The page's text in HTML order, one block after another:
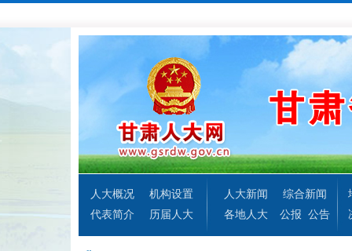
人大概况
机构设置
代表简介
历届人大
人大新闻
综合新闻
各地人大
公报 公告